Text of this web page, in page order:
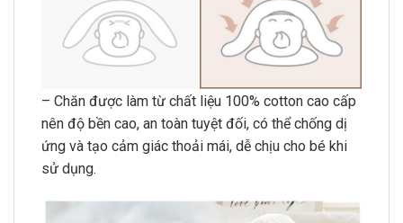
– Chăn được làm từ chất liệu 100% cotton cao cấp
nên độ bền cao, an toàn tuyệt đối, có thể chống dị
ứng và tạo cảm giác thoải mái, dễ chịu cho bé khi
sử dụng.